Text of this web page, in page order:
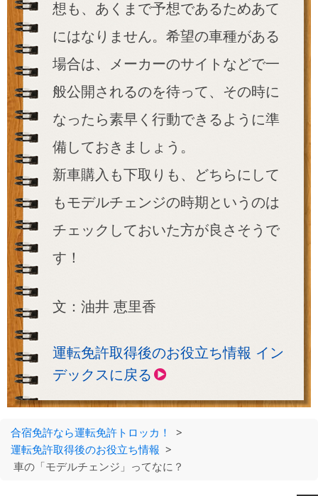
想も、あくまで予想であるためあて
にはなりません。希望の車種がある
場合は、メーカーのサイトなどで一
般公開されるのを待って、その時に
なったら素早く行動できるように準
備しておきましょう。
新車購入も下取りも、どちらにして
もモデルチェンジの時期というのは
チェックしておいた方が良さそうで
す！
文：油井 恵里香
運転免許取得後のお役立ち情報 イン
デックスに戻る
合宿免許なら運転免許トロッカ！
>
運転免許取得後のお役立ち情報 >
車の「モデルチェンジ」ってなに？